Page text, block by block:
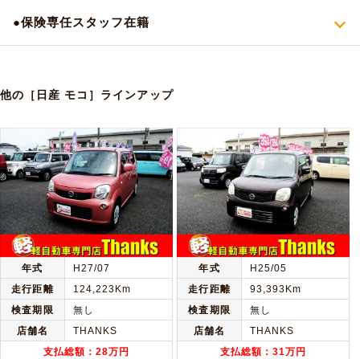
●保険専任スタッフ在籍
他の［日産 モコ］ラインアップ
年式
H27/07
走行距離
124,223Km
検査期限
無し
店舗名
THANKS
支払総額：28万円
年式
H25/05
走行距離
93,393Km
検査期限
無し
店舗名
THANKS
支払総額：31万円